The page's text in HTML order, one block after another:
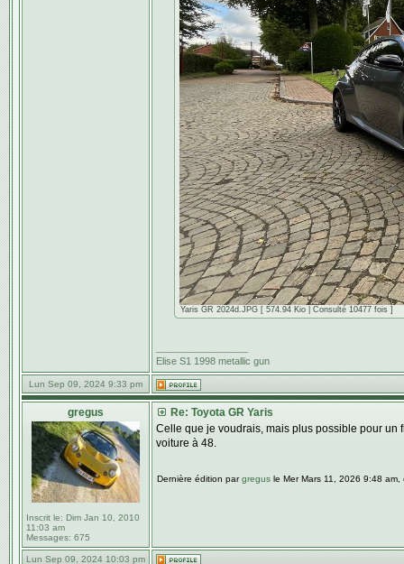
Yaris GR 2024d.JPG [ 574.94 Kio | Consulté 10477 fois ]
Elise S1 1998 metallic gun
Lun Sep 09, 2024 9:33 pm
gregus
Inscrit le: Dim Jan 10, 2010
11:03 am
Messages: 675
Re: Toyota GR Yaris
Celle que je voudrais, mais plus possible pour
voiture à 48.
Dernière édition pargregus le Mer Mars 11, 2026 9:48
Lun Sep 09, 2024 10:03 pm